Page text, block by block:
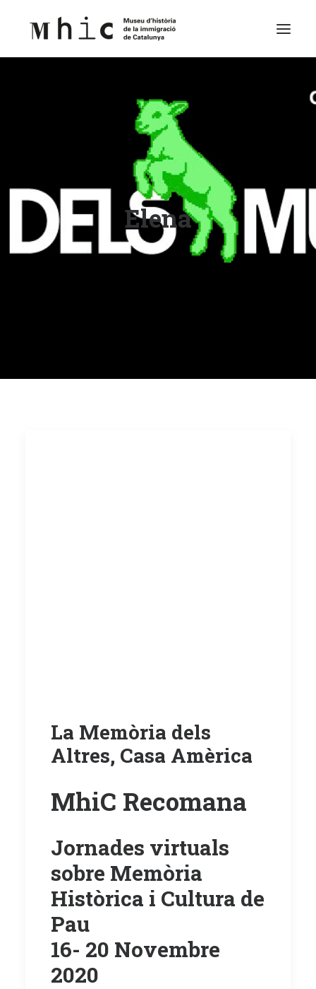
Museu
Visita’ns
Exposicions
Espai Educatiu
Continguts
Català
Elena
La Memòria dels
Altres, Casa Amèrica
MhiC Recomana
Jornades virtuals
sobre Memòria
Històrica i Cultura de
Pau
16- 20 Novembre
2020